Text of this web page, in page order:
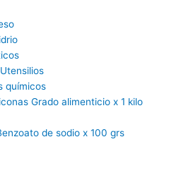
químicos
Grado alimenticio x 1 kilo
de sodio x 100 grs